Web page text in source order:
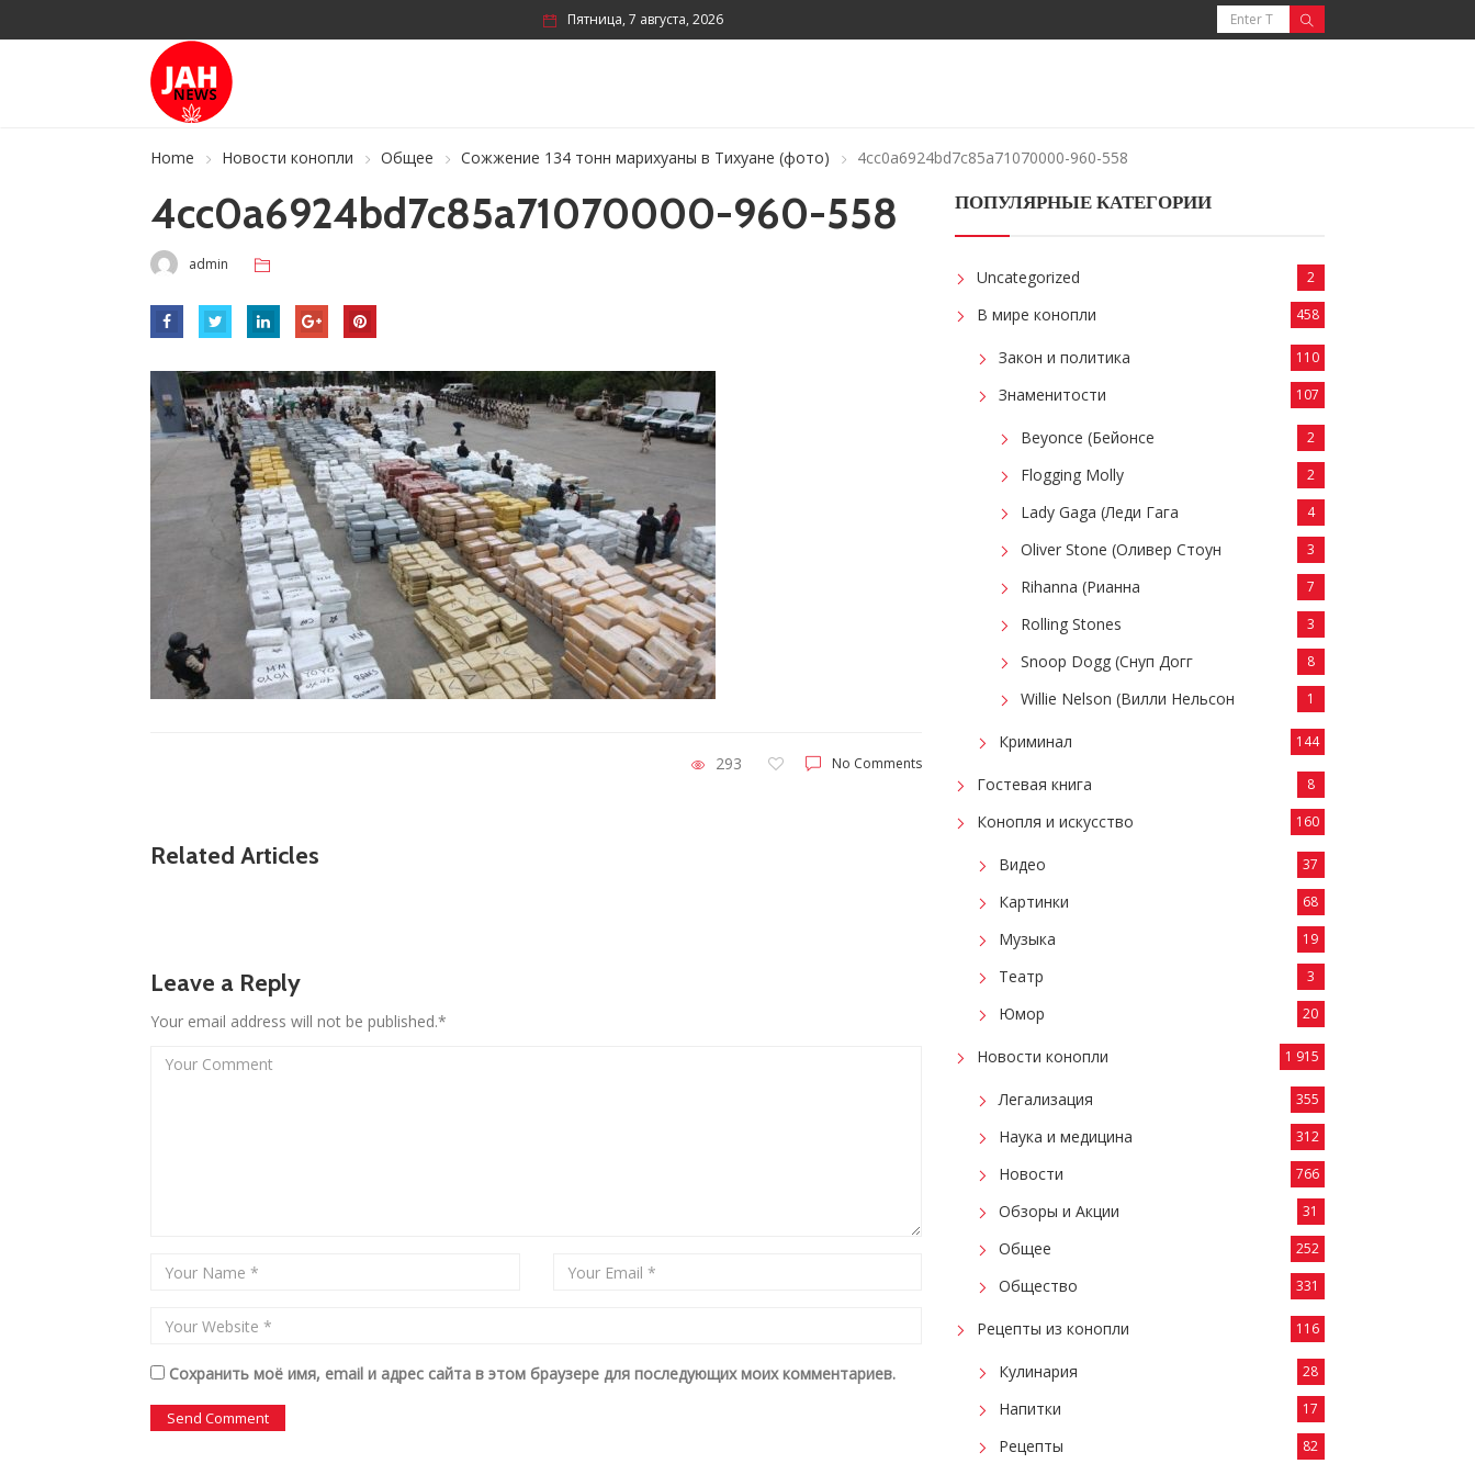
Пятница, 7 августа, 2026
Home Новости конопли Общее Сожжение 134 тонн марихуаны в Тихуане (фото) 4cc0a6924bd7c85a71070000-960-558
4cc0a6924bd7c85a71070000-960-558
admin
293 No Comments
Related Articles
Leave a Reply
Your email address will not be published.*
Сохранить моё имя, email и адрес сайта в этом браузере для последующих моих комментариев.
ПОПУЛЯРНЫЕ КАТЕГОРИИ
Uncategorized 2
В мире конопли 458
Закон и политика 110
Знаменитости 107
Beyonce (Бейонсе 2
Flogging Molly 2
Lady Gaga (Леди Гага 4
Oliver Stone (Оливер Стоун 3
Rihanna (Рианна 7
Rolling Stones 3
Snoop Dogg (Снуп Догг 8
Willie Nelson (Вилли Нельсон 1
Криминал 144
Гостевая книга 8
Конопля и искусство 160
Видео 37
Картинки 68
Музыка 19
Театр 3
Юмор 20
Новости конопли 1 915
Легализация 355
Наука и медицина 312
Новости 766
Обзоры и Акции 31
Общее 252
Общество 331
Рецепты из конопли 116
Кулинария 28
Напитки 17
Рецепты 82